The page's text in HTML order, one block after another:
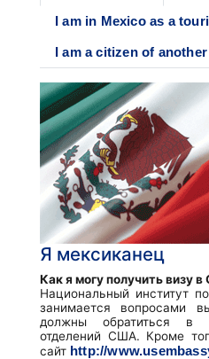
I am in Mexico as a
I am a citizen of another
Я мексиканец
Как я могу получить визу
Национальный институт
занимается
должны обратиться в
отделений США. Кроме
сайт http://